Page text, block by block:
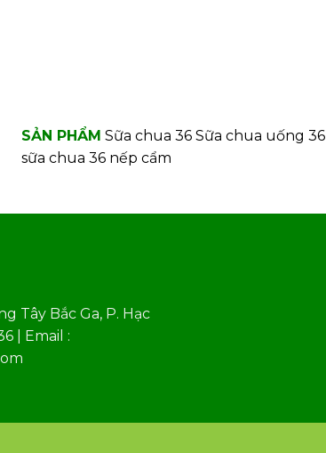
SẢN PHẨM Sữa chua 36 Sữa chua uống 36
sữa chua 36 nếp cẩm
Tây Bắc Ga, P. Hạc
| Email :